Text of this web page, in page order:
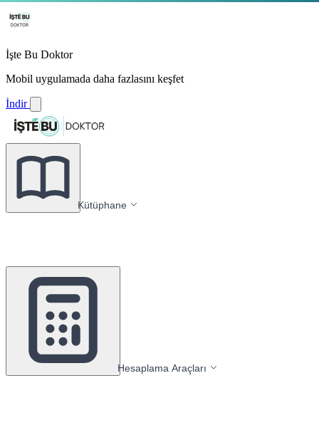
İşte Bu Doktor
Mobil uygulamada daha fazlasını keşfet
İndir
Kütüphane
Hesaplama Araçları